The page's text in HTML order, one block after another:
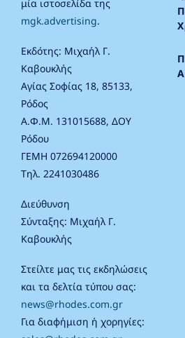
μία ιστοσελίδα της
mgk.advertising.
Εκδότης: Μιχαήλ Γ.
Καβουκλής
Αγίας Σοφίας 18, 85133,
Ρόδος
Α.Φ.Μ. 131015688, ΔΟΥ
Ρόδου
ΓΕΜΗ 072694120000
Τηλ. 2241030486
Διεύθυνση
Σύνταξης: Μιχαήλ Γ.
Καβουκλής
Στείλτε μας τις εκδηλώσεις
και τα δελτία τύπου σας:
news@rhodes.com.gr
Για διαφήμιση ή χορηγίες: